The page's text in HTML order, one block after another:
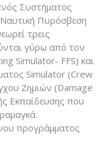
Συστήματος
Πυρόσβεση
τρεις
γύρω από τον
Simulator- FFS) και
Simulator (Crew
Ζημιών (Damage
Εκπαίδευσης που
προγράμματος